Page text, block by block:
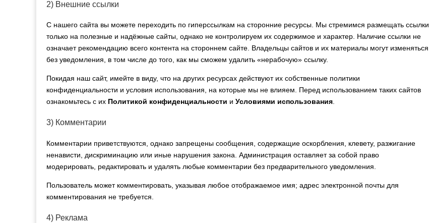
2) Внешние ссылки
С нашего сайта вы можете переходить по гиперссылкам на сторонние ресурсы. Мы стремимся размещать ссылки
только на полезные и надёжные сайты, однако не контролируем их содержимое и характер. Наличие ссылки не
означает рекомендацию всего контента на стороннем сайте. Владельцы сайтов и их материалы могут изменяться
без уведомления, в том числе до того, как мы сможем удалить «нерабочую» ссылку.
Покидая наш сайт, имейте в виду, что на других ресурсах действуют их собственные политики
конфиденциальности и условия использования, на которые мы не влияем. Перед использованием таких сайтов
ознакомьтесь с их Политикой конфиденциальности и Условиями использования
3) Комментарии
Комментарии приветствуются, однако запрещены сообщения, содержащие оскорбления, клевету, разжигание
ненависти, дискриминацию или иные нарушения закона. Администрация оставляет за собой право
модерировать, редактировать и удалять любые комментарии без предварительного уведомления.
Пользователь может комментировать, указывая любое отображаемое имя; адрес электронной почты для
комментирования не требуется.
4) Реклама